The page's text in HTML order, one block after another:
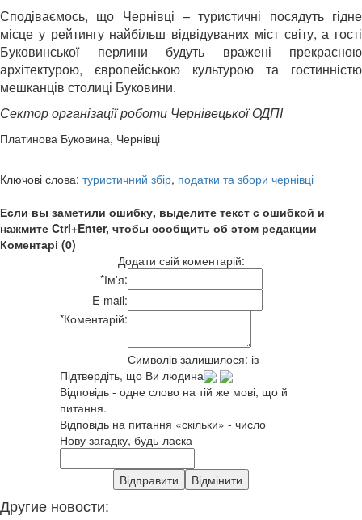
Сподіваємось, що Чернівці – туристичні посядуть гідне
місце у рейтингу найбільш відвідуваних міст світу, а гості
Буковинської перлини будуть вражені прекрасною
архітектурою, європейською культурою та гостинністю
мешканців столиці Буковини.
Сектор організації роботи Чернівецької ОДПІ
Платинова Буковина, Чернівці
Ключові слова: туристичний збір, податки та збори чернівці
Если вы заметили ошибку, выделите текст с ошибкой и
нажмите Ctrl+Enter, чтобы сообщить об этом редакции
Коментарі (0)
Додати свій коментарій:
*Ім'я:
E-mail:
*Коментарій:
Символів залишилося: із
Підтвердіть, що Ви людина
Відповідь - одне слово на тій же мові, що й
питання.
Відповідь на питання «скільки» - число
Нову загадку, будь-ласка
Другие новости: